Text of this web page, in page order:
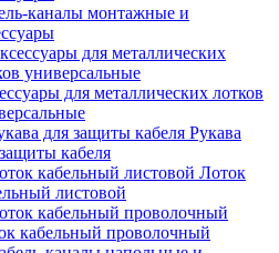
каналы монтажные и
для металлических лотков
Рукава
кабеля
Лоток
листовой
кабельный проволочный